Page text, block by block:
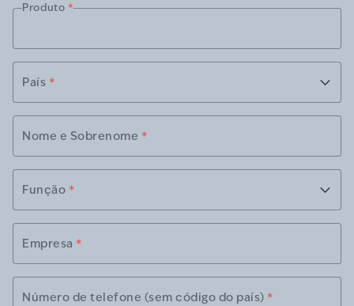
Produto *
País *
Nome e Sobrenome *
Função *
Empresa *
Número de telefone (sem código do país) *